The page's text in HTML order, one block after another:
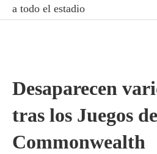
a todo el estadio